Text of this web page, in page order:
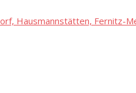
Hausmannstätten, Fernitz-